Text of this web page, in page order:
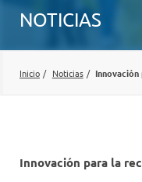
NOTICIAS
Inicio / Noticias /
Innovación para la